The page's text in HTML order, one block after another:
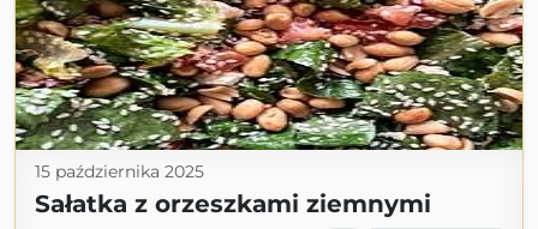
15 października 2025
Sałatka z orzeszkami ziemnymi